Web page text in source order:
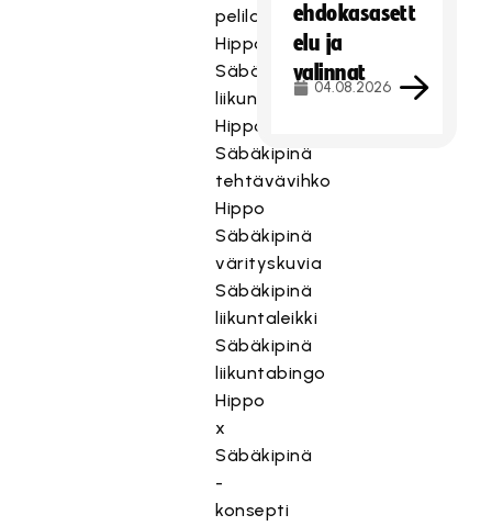
pelilauta
Hippo
Säbäkipinä
liikuntakortit
Hippo
Säbäkipinä
tehtävävihko
Hippo
Säbäkipinä
värityskuvia
Säbäkipinä
liikuntaleikki
Säbäkipinä
liikuntabingo
Hippo
x
Säbäkipinä
-
konsepti
ehdokasasett
elu ja
valinnat
04.08.2026